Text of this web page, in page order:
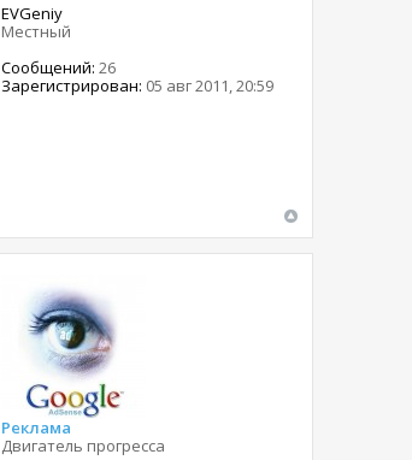
EVGeniy
Местный
Сообщений: 26
Зарегистрирован: 05 авг 2011, 20:59
Реклама
Двигатель прогресса